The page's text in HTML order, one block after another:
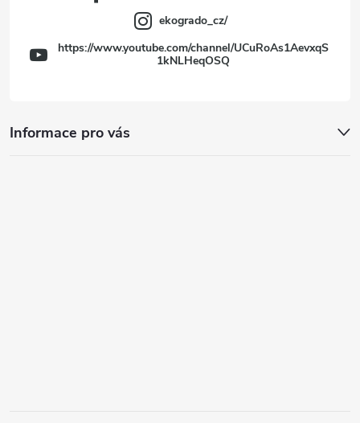
Informace pro vás
ekogrado_cz/
https://www.youtube.com/channel/UCuRoAs1AevxqS
1kNLHeqOSQ